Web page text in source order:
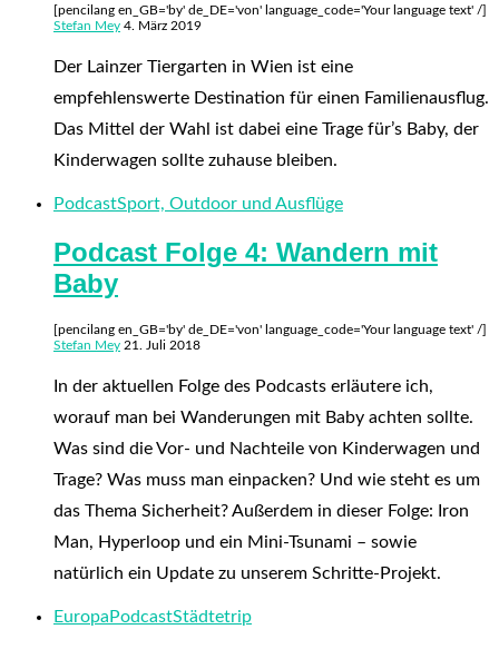
[pencilang en_GB='by' de_DE='von' language_code='Your language text' /]
Stefan Mey 4. März 2019
Der Lainzer Tiergarten in Wien ist eine
empfehlenswerte Destination für einen Familienausflug.
Das Mittel der Wahl ist dabei eine Trage für’s Baby, der
Kinderwagen sollte zuhause bleiben.
PodcastSport, Outdoor und Ausflüge
Podcast Folge 4: Wandern mit
Baby
[pencilang en_GB='by' de_DE='von' language_code='Your language text' /]
Stefan Mey 21. Juli 2018
In der aktuellen Folge des Podcasts erläutere ich,
worauf man bei Wanderungen mit Baby achten sollte.
Was sind die Vor- und Nachteile von Kinderwagen und
Trage? Was muss man einpacken? Und wie steht es um
das Thema Sicherheit? Außerdem in dieser Folge: Iron
Man, Hyperloop und ein Mini-Tsunami – sowie
natürlich ein Update zu unserem Schritte-Projekt.
Europa PodcastStädtetrip